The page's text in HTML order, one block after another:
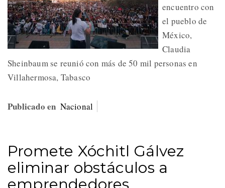
encuentro con
el pueblo de
México,
Claudia
Sheinbaum se reunió con más de 50 mil personas en
Villahermosa, Tabasco
Publicado en Nacional
Promete Xóchitl Gálvez
eliminar obstáculos a
emprendedores